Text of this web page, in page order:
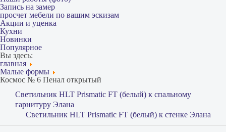
Запись на замер
просчет мебели по вашим эскизам
Акции и уценка
Кухни
Новинки
Популярное
Вы здесь:
главная
Малые формы
Космос № 6 Пенал открытый
Светильник HLT Prismatic FT (белый) к спальному
гарнитуру Элана
Светильник HLT Prismatic FT (белый) к стенке Элана